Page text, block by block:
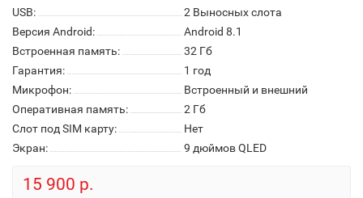
USB:
2 Выносных слота
Версия Android:
Android 8.1
Встроенная память:
32 Гб
Гарантия:
1 год
Микрофон:
Встроенный и внешний
Оперативная память:
2 Гб
Слот под SIM карту:
Нет
Экран:
9 дюймов QLED
15 900 р.